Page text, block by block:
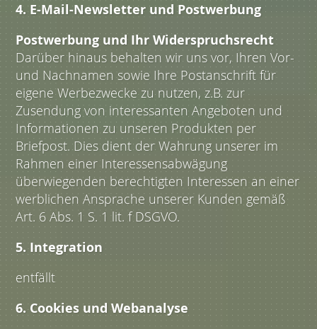
4. E-Mail-Newsletter und Postwerbung
Postwerbung und Ihr Widerspruchsrecht
Darüber hinaus behalten wir uns vor, Ihren Vor-
und Nachnamen sowie Ihre Postanschrift für
eigene Werbezwecke zu nutzen, z.B. zur
Zusendung von interessanten Angeboten und
Informationen zu unseren Produkten per
Briefpost. Dies dient der Wahrung unserer im
Rahmen einer Interessensabwägung
überwiegenden berechtigten Interessen an einer
werblichen Ansprache unserer Kunden gemäß
Art. 6 Abs. 1 S. 1 lit. f DSGVO.
5. Integration
entfällt
6. Cookies und Webanalyse